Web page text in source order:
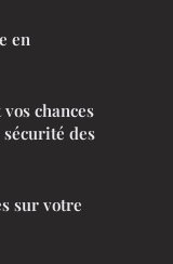
en
chances
des
sur votre